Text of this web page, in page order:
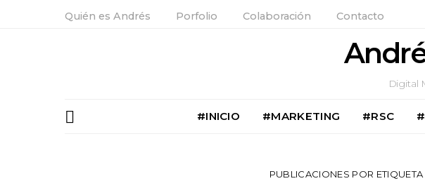
Quién es Andrés Porfolio Colaboración Contacto
Digital
#INICIO #MARKETING #RSC
PUBLICACIONES POR ETIQUETA